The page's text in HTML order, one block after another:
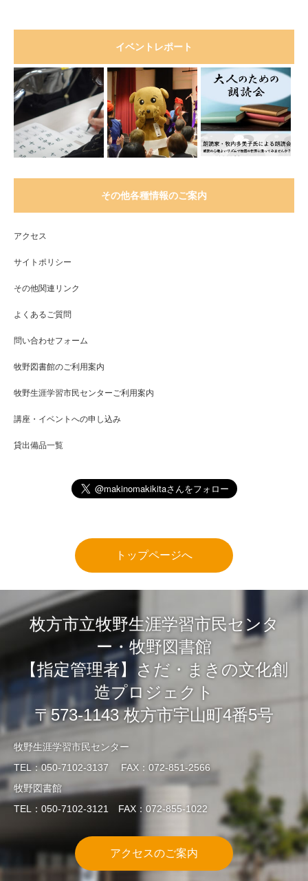
イベントレポート
その他各種情報のご案内
アクセス
サイトポリシー
その他関連リンク
よくあるご質問
問い合わせフォーム
牧野図書館のご利用案内
牧野生涯学習市民センターご利用案内
講座・イベントへの申し込み
貸出備品一覧
トップページへ
枚方市立牧野生涯学習市民センタ
ー・牧野図書館
【指定管理者】さだ・まきの文化創
造プロジェクト
〒573-1143 枚方市宇山町4番5号
牧野生涯学習市民センター
TEL：050-7102-3137 FAX：072-851-2566
牧野図書館
TEL：050-7102-3121 FAX：072-855-1022
アクセスのご案内